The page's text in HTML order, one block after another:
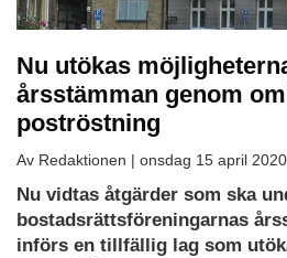
Nu utökas
årsstämman genom
poströstning
Av Redaktionen | onsdag 15 april
Nu vidtas åtgärder som ska
bostadsrättsföreningarnas
införs en tillfällig lag som